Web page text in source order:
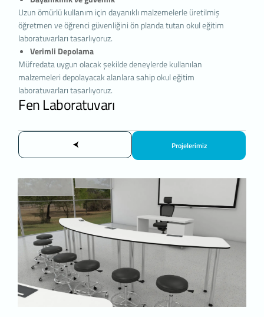
Uzun ömürlü kullanım için dayanıklı malzemelerle üretilmiş
öğretmen ve öğrenci güvenliğini ön planda tutan okul eğitim
laboratuvarları tasarlıyoruz.
Verimli Depolama
Müfredata uygun olacak şekilde deneylerde kullanılan
malzemeleri depolayacak alanlara sahip okul eğitim
laboratuvarları tasarlıyoruz.
Fen Laboratuvarı
Projelerimiz
seçeneği ve diğer tercihlerinize dair bilgileri
kapsamaktadır.
2. ÇEREZ NEDİR ve KULLANIM
AMAÇLARI NELERDİR?
Çerezler, ziyaret ettiğiniz internet siteleri
tarafından tarayıcılar aracılığıyla cihazınıza veya
ağ sunucusuna depolanan küçük metin
dosyalarıdır. Sitede tercih ettiğiniz dil ve diğer
ayarları içeren bu küçük metin dosyaları, siteye
hatırlanmasına ve sitedeki deneyiminizi
iyileştirmek için hizmetlerimizde geliştirmeler
ziyaretinizde daha iyi ve kişiselleştirilmiş bir
kullanım deneyimi yaşayabilirsiniz.
İnternet Sitemizde çerez kullanılmasının başlıca
amaçları aşağıda sıralanmaktadır:
İnternet sitesinin işlevselliğini ve
performansını arttırmak yoluyla sizlere
sunulan hizmetleri geliştirmek,
İnternet Sitesini iyileştirmek ve İnternet
Sitesi üzerinden yeni özellikler sunmak ve
sunulan özellikleri sizlerin tercihlerine göre